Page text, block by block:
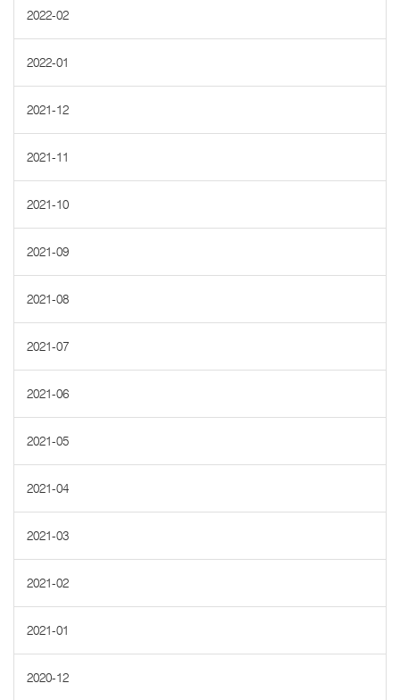
2022-02
2022-01
2021-12
2021-11
2021-10
2021-09
2021-08
2021-07
2021-06
2021-05
2021-04
2021-03
2021-02
2021-01
2020-12